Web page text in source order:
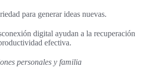
para generar ideas nuevas.
digital ayudan a la recuperación
efectiva.
personales y familia